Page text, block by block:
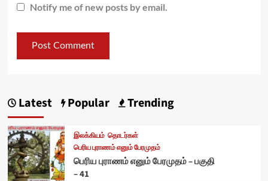
Notify me of new posts by email.
Latest Popular Trending
இலக்கியம் தொடர்கள்
பெரிய புராணம் எனும் பேரமுதம்
பெரிய புராணம் எனும் பேரமுதம் – பகுதி
– 41